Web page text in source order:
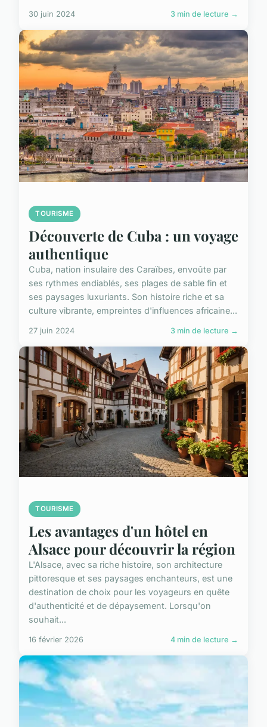
30 juin 2024 3 min de lecture →
TOURISME
Découverte de Cuba : un voyage
authentique
Cuba, nation insulaire des Caraïbes, envoûte par
ses rythmes endiablés, ses plages de sable fin et
ses paysages luxuriants. Son histoire riche et sa
culture vibrante, empreintes d'influences africaine...
27 juin 2024 3 min de lecture →
TOURISME
Les avantages d'un hôtel en
Alsace pour découvrir la région
L'Alsace, avec sa riche histoire, son architecture
pittoresque et ses paysages enchanteurs, est une
destination de choix pour les voyageurs en quête
d'authenticité et de dépaysement. Lorsqu'on
souhait...
16 février 2026 4 min de lecture →